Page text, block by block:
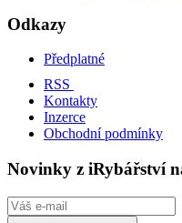
Odkazy
Předplatné
RSS
Kontakty
Inzerce
Obchodní podmínky
Novinky z iRybářství